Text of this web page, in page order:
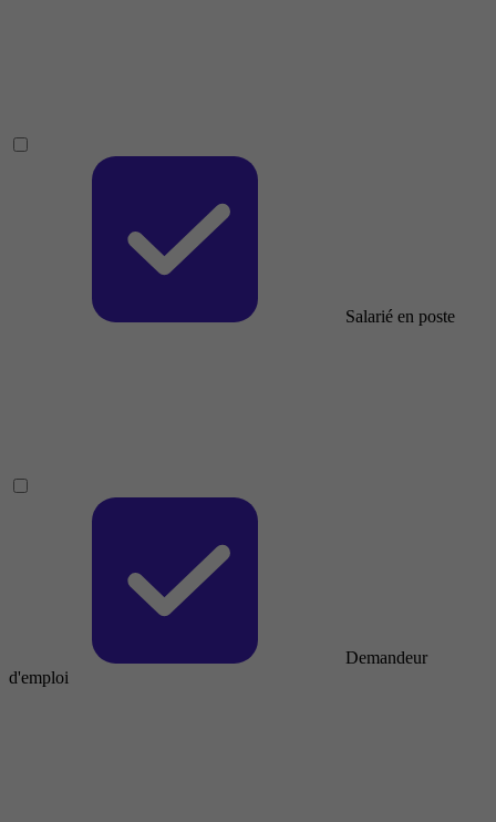
Salarié en poste
Demandeur
d'emploi